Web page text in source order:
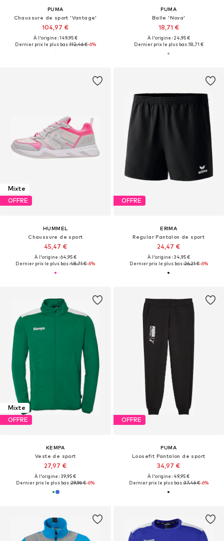
PUMA
Chaussure de sport 'Vantage'
104,97 €
À l'origine : 149,95 €
Dernier prix le plus bas :112,46 €-6%
PUMA
Balle 'Nova'
18,71 €
À l'origine : 24,95 €
Dernier prix le plus bas :18,71 €
Mixte
OFFRE
HUMMEL
Chaussure de sport
45,47 €
À l'origine : 64,95 €
Dernier prix le plus bas :48,71 €-6%
OFFRE
ERIMA
Regular Pantalon de sport
24,47 €
À l'origine : 34,95 €
Dernier prix le plus bas :26,21 €-6%
Mixte
OFFRE
KEMPA
Veste de sport
27,97 €
À l'origine : 39,95 €
Dernier prix le plus bas :29,96 €-6%
OFFRE
PUMA
Loosefit Pantalon de sport
34,97 €
À l'origine : 49,95 €
Dernier prix le plus bas :37,46 €-6%